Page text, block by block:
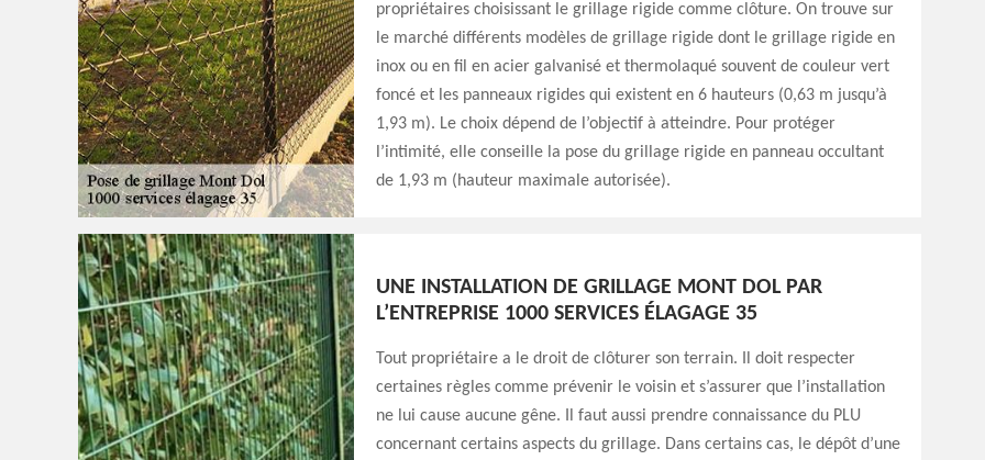
propriétaires choisissant le grillage rigide comme clôture. On trouve sur
le marché différents modèles de grillage rigide dont le grillage rigide en
inox ou en fil en acier galvanisé et thermolaqué souvent de couleur vert
foncé et les panneaux rigides qui existent en 6 hauteurs (0,63 m jusqu’à
1,93 m). Le choix dépend de l’objectif à atteindre. Pour protéger
l’intimité, elle conseille la pose du grillage rigide en panneau occultant
de 1,93 m (hauteur maximale autorisée).
UNE INSTALLATION DE GRILLAGE MONT DOL PAR
L’ENTREPRISE 1000 SERVICES ÉLAGAGE 35
Tout propriétaire a le droit de clôturer son terrain. Il doit respecter
certaines règles comme prévenir le voisin et s’assurer que l’installation
ne lui cause aucune gêne. Il faut aussi prendre connaissance du PLU
concernant certains aspects du grillage. Dans certains cas, le dépôt d’une